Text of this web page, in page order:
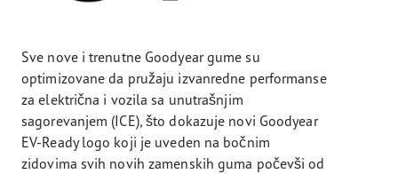
Sve nove i trenutne Goodyear gume su
optimizovane da pružaju izvanredne performanse
za električna i vozila sa unutrašnjim
sagorevanjem (ICE), što dokazuje novi Goodyear
EV-Ready logo koji je uveden na bočnim
zidovima svih novih zamenskih guma počevši od